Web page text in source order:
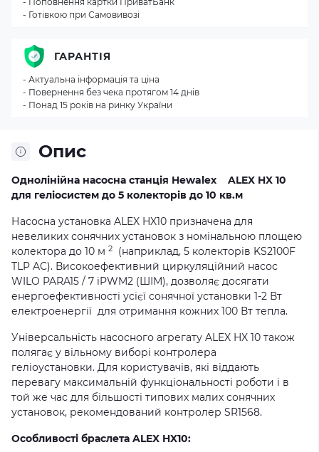
Опис
Однолінійна насосна станція Hewalex ALEX HX 10
для геліосистем до 5 колекторів до 10 кв.м
Насосна установка ALEX HX10 призначена для
невеликих сонячних установок з номінальною площею
колектора до 10 м 2
(наприклад, 5 колекторів KS2100F
TLP AC). Високоефективний циркуляційний насос
WILO PARA15 / 7 iPWM2 (ШІМ), дозволяє досягати
енергоефективності усієї сонячної установки 1-2 Вт
електроенергії для отримання кожних 100 Вт тепла.
Універсальність насосного агрегату ALEX HX 10 також
полягає у вільному виборі контролера
геліоустановки. Для користувачів, які віддають
перевагу максимальній функціональності роботи і в
той же час для більшості типових малих сонячних
установок, рекомендований контролер SR1568.
Особливості браслета ALEX HX10:
- Готівкою при Самовивозі
ГАРАНТІЯ
- Актуальна інформація та ціна
- Повернення без чека протягом 14 днів
- Понад 15 років на ринку України